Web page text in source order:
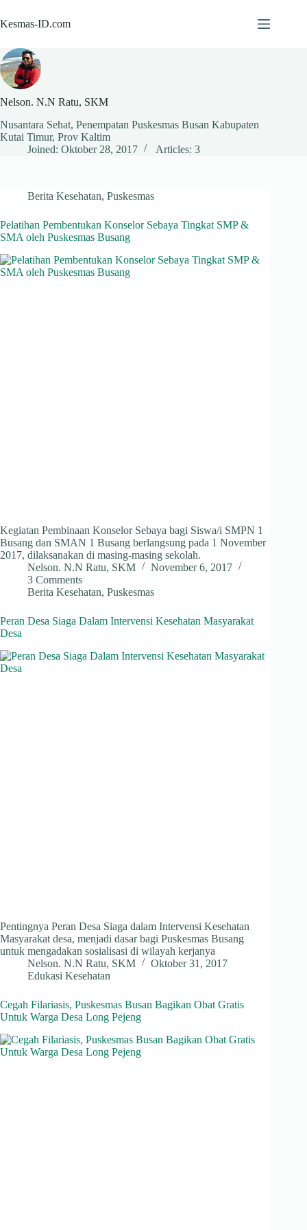
to
content
Kesmas-ID.com
Nelson. N.N Ratu, SKM
Nusantara Sehat, Penempatan Puskesmas Busan Kabupaten
Kutai Timur, Prov Kaltim
Joined: Oktober 28, 2017
Articles: 3
Berita Kesehatan, Puskesmas
Pelatihan Pembentukan Konselor Sebaya Tingkat SMP &
SMA oleh Puskesmas Busang
Kegiatan Pembinaan Konselor Sebaya bagi Siswa/i SMPN 1
Busang dan SMAN 1 Busang berlangsung pada 1 November
2017, dilaksanakan di masing-masing sekolah.
Nelson. N.N Ratu, SKM
November 6, 2017
3 Comments
Berita Kesehatan, Puskesmas
Peran Desa Siaga Dalam Intervensi Kesehatan Masyarakat
Desa
Pentingnya Peran Desa Siaga dalam Intervensi Kesehatan
Masyarakat desa, menjadi dasar bagi Puskesmas Busang
untuk mengadakan sosialisasi di wilayah kerjanya
Nelson. N.N Ratu, SKM
Oktober 31, 2017
Edukasi Kesehatan
Cegah Filariasis, Puskesmas Busan Bagikan Obat Gratis
Untuk Warga Desa Long Pejeng